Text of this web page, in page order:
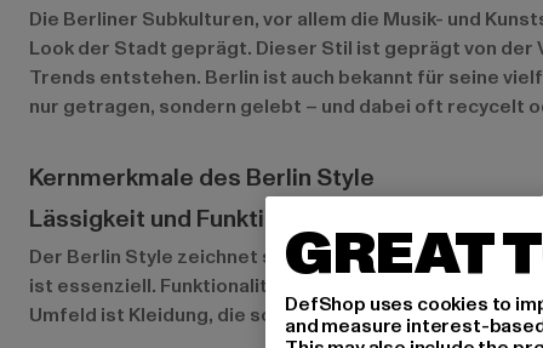
Die Berliner Subkulturen, vor allem die Musik- und
Look der Stadt geprägt. Dieser Stil ist geprägt von der
Trends entstehen. Berlin ist auch bekannt für seine
nur getragen, sondern gelebt – und dabei oft recycelt
Kernmerkmale des Berlin Style
Lässigkeit und Funktionalität im Alltag
Der Berlin Style zeichnet sich durch eine entspannte,
ist essenziell. Funktionalität spielt dabei eine große
Umfeld ist Kleidung, die sowohl stylisch als auch
GREAT
DefShop uses cookies to
and measure interest-